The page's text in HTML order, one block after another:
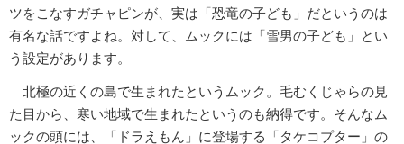
ツをこなすガチャピンが、実は「恐竜の子ども」だというのは
有名な話ですよね。対して、ムックには「雪男の子ども」とい
う設定があります。
北極の近くの島で生まれたというムック。毛むくじゃらの見
た目から、寒い地域で生まれたというのも納得です。そんなム
ックの頭には、「ドラえもん」に登場する「タケコプター」の